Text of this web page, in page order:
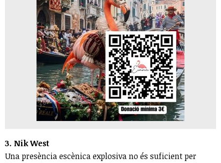
3. Nik West
Una presència escènica explosiva no és suficient per